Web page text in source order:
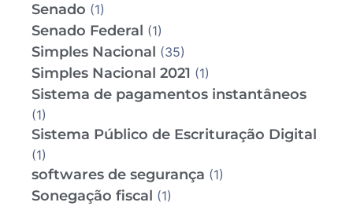
Senado (1)
Senado Federal (1)
Simples Nacional (35)
Simples Nacional 2021 (1)
Sistema de pagamentos instantâneos
(1)
Sistema Público de Escrituração Digital
(1)
softwares de segurança (1)
Sonegação fiscal (1)